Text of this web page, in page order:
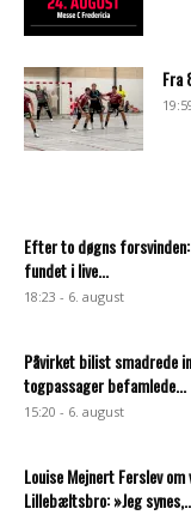
Fra
Efter to døgns
fundet i live...
18:23 - 6. august
Påvirket bilist smadrede
togpassager befamlede...
15:20 - 6. august
Louise Mejnert Ferslev
Lillebæltsbro: »Jeg